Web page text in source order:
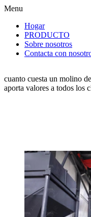
Menu
Hogar
PRODUCTO
Sobre nosotros
Contacta con
cuanto cuesta un molino
aporta valores a todos los